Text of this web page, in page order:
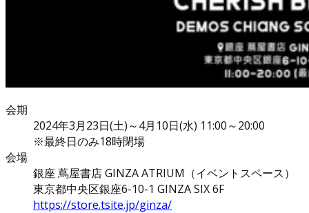
会期
2024年3月23日(土)～4月10日(水) 11:00～20:00
※最終日のみ18時閉場
会場
銀座 蔦屋書店 GINZA ATRIUM（イベントスペース）
東京都中央区銀座6-10-1 GINZA SIX 6F
https://store.tsite.jp/ginza/